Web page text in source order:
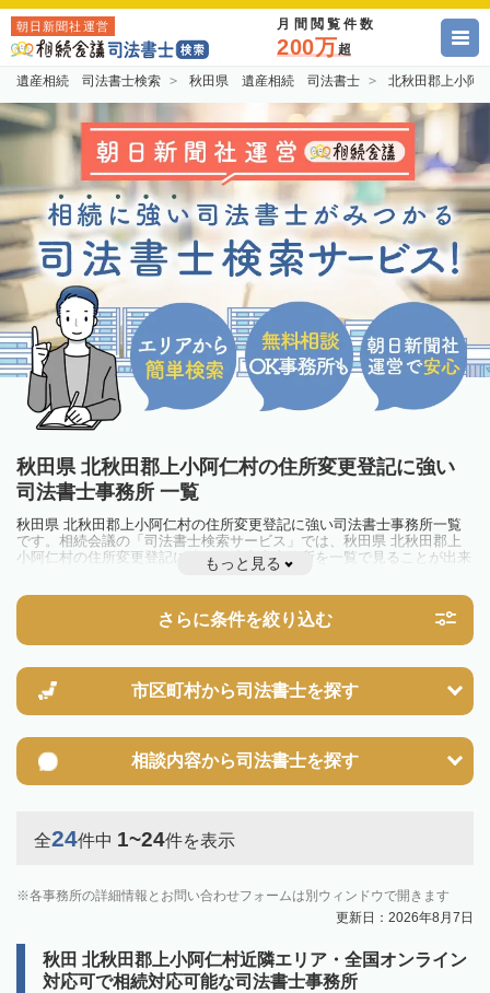
朝日新聞社運営 月間閲覧件数
200万超
遺産相続 司法書士検索 秋田県 遺産相続 司法書士 北秋田郡上小
秋田県 北秋田郡上小阿仁村の住所変更登記に強い
司法書士事務所 一覧
秋田県 北秋田郡上小阿仁村の住所変更登記に強い司法書士事務所一覧
です。相続会議の「司法書士検索サービス」では、秋田県 北秋田郡上
小阿仁村の住所変更登記に強い司法書士事務所を一覧で見ることが出来
ます。相続のトラブルやお悩みを抱えている方は一度近隣の司法書士に
もっと見る
さらに条件を絞り込む
市区町村から司法書士を探す
相談内容から司法書士を探す
全24件中 1~24件を表示
各事務所の詳細情報とお問い合わせフォームは別ウィンドウで開きます
更新日：2026年8月7日
秋田 北秋田郡上小阿仁村近隣エリア・全国オンライン
対応可で相続対応可能な司法書士事務所